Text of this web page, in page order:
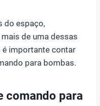
do espaço,
de uma dessas
é importante contar
para bombas.
comando para